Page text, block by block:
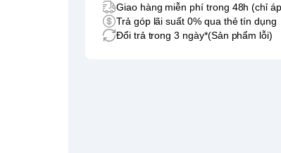
Giao hàng miễn phí trong 48h (chỉ
Trả góp lãi suất 0% qua thẻ tín dụng
Đổi trả trong 3 ngày*(Sản phẩm lỗi)